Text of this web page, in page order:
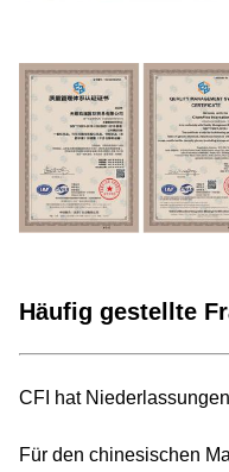
Häufig gestellte
CFI hat
Für den chinesischen